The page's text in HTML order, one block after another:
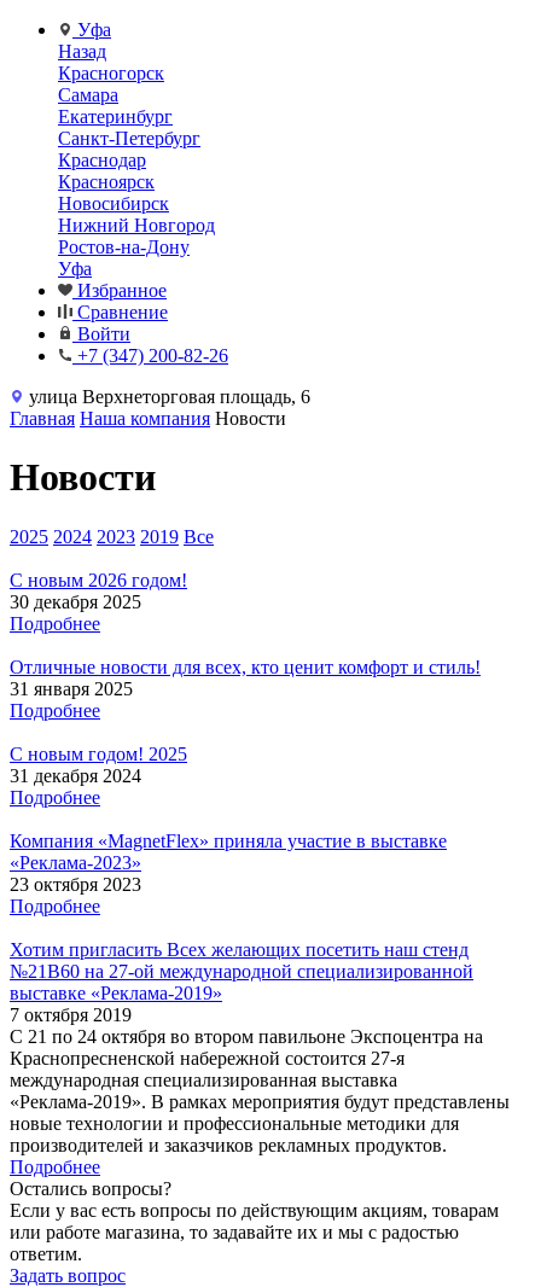
Уфа
Назад
Красногорск
Самара
Екатеринбург
Санкт-Петербург
Краснодар
Красноярск
Новосибирск
Нижний Новгород
Ростов-на-Дону
Уфа
Избранное
Сравнение
Войти
+7 (347) 200-82-26
улица Верхнеторговая площадь, 6
Главная Наша компания Новости
Новости
2025 2024 2023 2019 Все
С новым 2026 годом!
30 декабря 2025
Подробнее
Отличные новости для всех, кто ценит комфорт и стиль!
31 января 2025
Подробнее
С новым годом! 2025
31 декабря 2024
Подробнее
Компания «MagnetFlex» приняла участие в выставке
«Реклама-2023»
23 октября 2023
Подробнее
Хотим пригласить Всех желающих посетить наш стенд
№21B60 на 27-ой международной специализированной
выставке «Реклама-2019»
7 октября 2019
С 21 по 24 октября во втором павильоне Экспоцентра на
Краснопресненской набережной состоится 27-я
международная специализированная выставка
«Реклама-2019». В рамках мероприятия будут представлены
новые технологии и профессиональные методики для
производителей и заказчиков рекламных продуктов.
Подробнее
Остались вопросы?
Если у вас есть вопросы по действующим акциям, товарам
или работе магазина, то задавайте их и мы с радостью
ответим.
Задать вопрос